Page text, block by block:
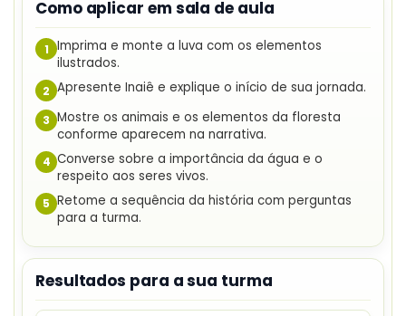
Como aplicar em sala de aula
1 Imprima e monte a luva com os elementos
ilustrados.
2 Apresente Inaiê e explique o início de sua jornada.
3 Mostre os animais e os elementos da floresta
conforme aparecem na narrativa.
4 Converse sobre a importância da água e o
respeito aos seres vivos.
5 Retome a sequência da história com perguntas
para a turma.
Resultados para a sua turma